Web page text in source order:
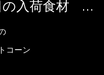
の入荷食材 …
コーン